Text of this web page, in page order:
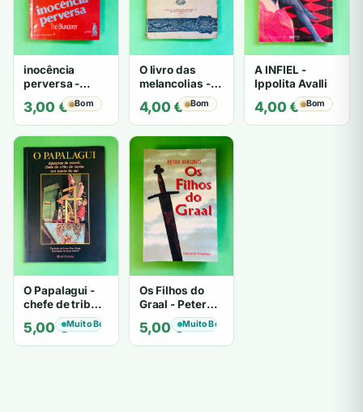
inocência
perversa -
PATRICIA
HIGHSMITH
3,00 € Bom
O livro das
melancolias -
Mantegazza
4,00€ Bom
A INFIEL -
Ippolita Avalli
4,00€ Bom
O Papalagui -
chefe de tribo
de tiavéa
5,00€Muito Bom
Os Filhos do
Graal - Peter
Berling
5,00€Muito Bom